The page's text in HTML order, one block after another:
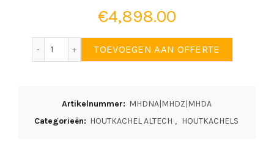
€4,898.00
TOEVOEGEN AAN OFFERTE
Artikelnummer: MHDNA|MHDZ|MHDA
Categorieën: HOUTKACHEL ALTECH , HOUTKACHELS